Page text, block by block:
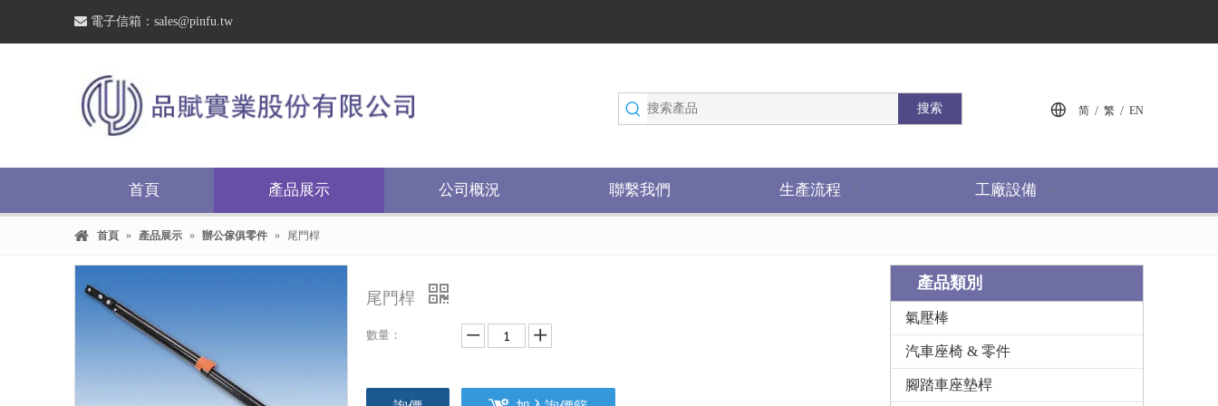
 電子信箱： sales@pinfu.tw
搜索 简 / 繁 / EN
首頁 產品展示 公司概況 聯繫我們 生產流程 工廠設備
首頁 » 產品展示 » 辦公傢俱零件 » 尾門桿
尾門桿
數量：
產品類別
氣壓棒
汽車座椅 & 零件
腳踏車座墊桿